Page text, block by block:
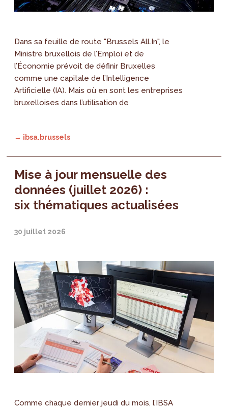
Dans sa feuille de route "Brussels All.In", le
Ministre bruxellois de l’Emploi et de
l’Économie prévoit de définir Bruxelles
comme une capitale de l’Intelligence
Artificielle (IA). Mais où en sont les entreprises
bruxelloises dans l’utilisation de
→ ibsa.brussels
Mise à jour mensuelle des
données (juillet 2026) :
six thématiques actualisées
30 juillet 2026
Comme chaque dernier jeudi du mois, l’IBSA